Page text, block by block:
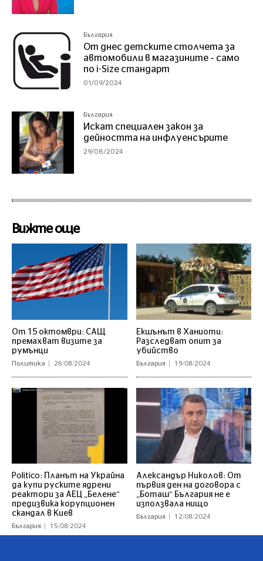
България
От днес детските столчета за
автомобили в магазините – само
по i-Size стандарт
01/09/2024
България
Искат специален закон за
дейността на инфлуенсърите
29/08/2024
Вижте още
От 15 октомври: САЩ
премахват визите за
румънци
Политика 26/08/2024
Екшънът в Ханиоти:
Разследват опит за
убийство
България 19/08/2024
Politico: Планът на Украйна
да купи руските ядрени
реактори за АЕЦ „Белене“
предизвика корупционен
скандал в Киев
България 15/08/2024
Александър Николов: От
първия ден на договора с
„Боташ“ България не е
използвала нищо
България 12/08/2024